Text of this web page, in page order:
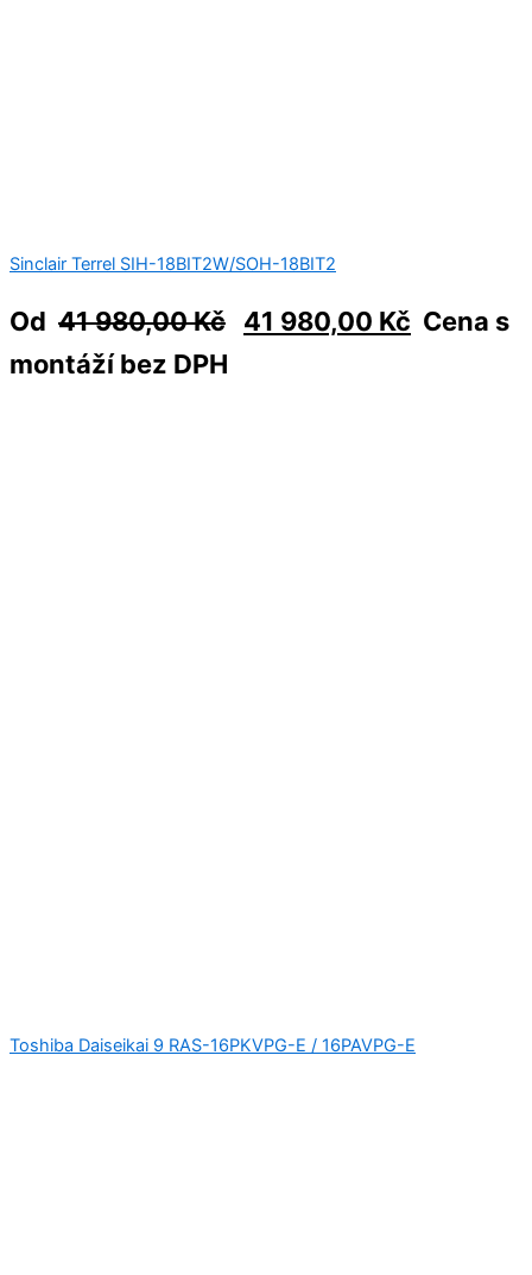
Sinclair Terrel SIH-18BIT2W/SOH-18BIT2
Od 41 980,00Kč 41 980,00 Kč Cena s
montáží bez DPH
Toshiba Daiseikai 9 RAS-16PKVPG-E / 16PAVPG-E